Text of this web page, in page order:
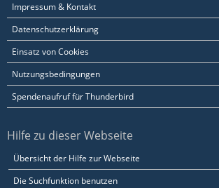
Impressum & Kontakt
Datenschutzerklärung
Einsatz von Cookies
Nutzungsbedingungen
Spendenaufruf für Thunderbird
Hilfe zu dieser Webseite
Übersicht der Hilfe zur Webseite
Die Suchfunktion benutzen